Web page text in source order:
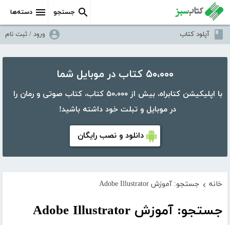
دسته‌ها جستجو
آپلود کتاب ورود / ثبت نام
۵۰،۰۰۰ کتاب در موبایل شما
با اپلیکیشن کتابراه، بیش از ۵۰،۰۰۰ کتاب، کتاب صوتی و رمان را
در موبایل و تبلت خود داشته باشید!
دانلود و نصب رایگان
خانه › جستجو: آموزش Adobe Illustrator
جستجو: آموزش Adobe Illustrator